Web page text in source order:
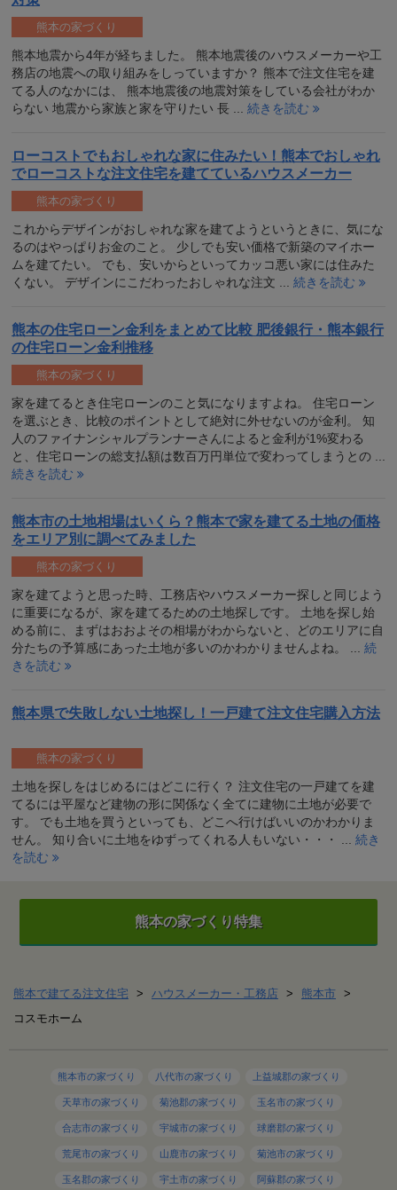
熊本地震から4年が経ちました。 熊本地震後のハウスメーカーや工
務店の地震への取り組みをしっていますか？ 熊本で注文住宅を建
てる人のなかには、 熊本地震後の地震対策をしている会社がわか
らない 地震から家族と家を守りたい 長 ... 続きを読む
熊本の家づくり
ローコストでもおしゃれな家に住みたい！熊本でおしゃれ
でローコストな注文住宅を建てているハウスメーカー
これからデザインがおしゃれな家を建てようというときに、気にな
るのはやっぱりお金のこと。 少しでも安い価格で新築のマイホー
ムを建てたい。 でも、安いからといってカッコ悪い家には住みた
くない。 デザインにこだわったおしゃれな注文 ... 続きを読む
熊本の家づくり
熊本の住宅ローン金利をまとめて比較 肥後銀行・熊本銀行
の住宅ローン金利推移
家を建てるとき住宅ローンのこと気になりますよね。 住宅ローン
を選ぶとき、比較のポイントとして絶対に外せないのが金利。 知
人のファイナンシャルプランナーさんによると金利が1%変わる
と、住宅ローンの総支払額は数百万円単位で変わってしまうとの ...
続きを読む
熊本の家づくり
熊本市の土地相場はいくら？熊本で家を建てる土地の価格
をエリア別に調べてみました
家を建てようと思った時、工務店やハウスメーカー探しと同じよう
に重要になるが、家を建てるための土地探しです。 土地を探し始
める前に、まずはおおよその相場がわからないと、どのエリアに自
分たちの予算感にあった土地が多いのかわかりませんよね。 ... 続
きを読む
熊本の家づくり
熊本県で失敗しない土地探し！一戸建て注文住宅購入方法
土地を探しをはじめるにはどこに行く？ 注文住宅の一戸建てを建
てるには平屋など建物の形に関係なく全てに建物に土地が必要で
す。 でも土地を買うといっても、どこへ行けばいいのかわかりま
せん。 知り合いに土地をゆずってくれる人もいない・・・ ... 続き
を読む
熊本の家づくり
熊本の家づくり特集
熊本で建てる注文住宅 > ハウスメーカー・工務店 > 熊本市 >
コスモホーム
熊本市の家づくり 八代市の家づくり 上益城郡の家づくり
天草市の家づくり 菊池郡の家づくり 玉名市の家づくり
合志市の家づくり 宇城市の家づくり 球磨郡の家づくり
荒尾市の家づくり 山鹿市の家づくり 菊池市の家づくり
玉名郡の家づくり 宇土市の家づくり 阿蘇郡の家づくり